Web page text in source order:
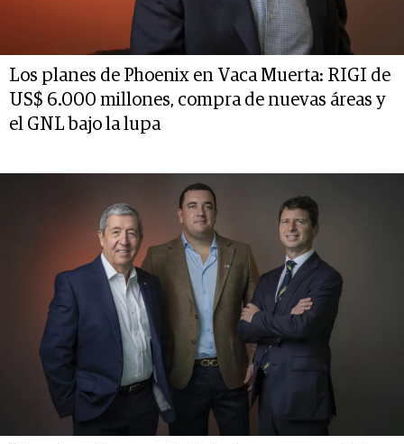
Los planes de Phoenix en Vaca Muerta: RIGI de
US$ 6.000 millones, compra de nuevas áreas y
el GNL bajo la lupa